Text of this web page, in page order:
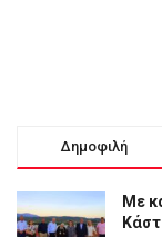
Δημοφιλή
Με